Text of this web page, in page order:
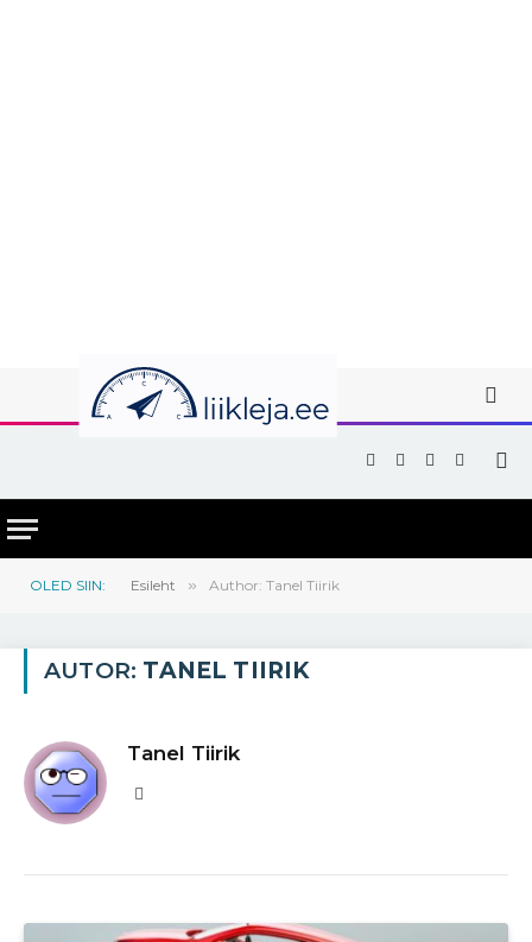
Facebook
X
(Twitter)
Instagram
YouTube
OLED SIIN: Esileht » Author: Tanel Tiirik
AUTOR: TANEL TIIRIK
Tanel Tiirik